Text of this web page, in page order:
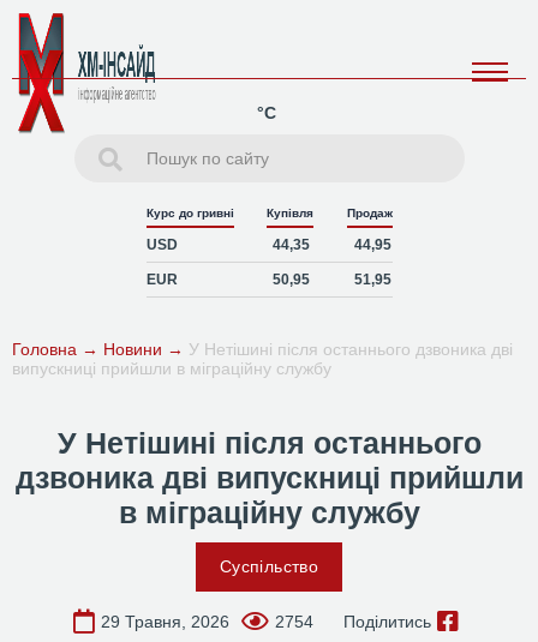
°C
Курс до гривні Купівля Продаж
USD 44,35 44,95
EUR 50,95 51,95
Головна → Новини → У Нетішині після останнього дзвоника дві
випускниці прийшли в міграційну службу
У Нетішині після останнього
дзвоника дві випускниці прийшли
в міграційну службу
Суспільство
29 Травня, 2026 2754 Поділитись